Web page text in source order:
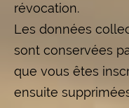
révocation.
Les données
sont conservées
que vous êtes
ensuite